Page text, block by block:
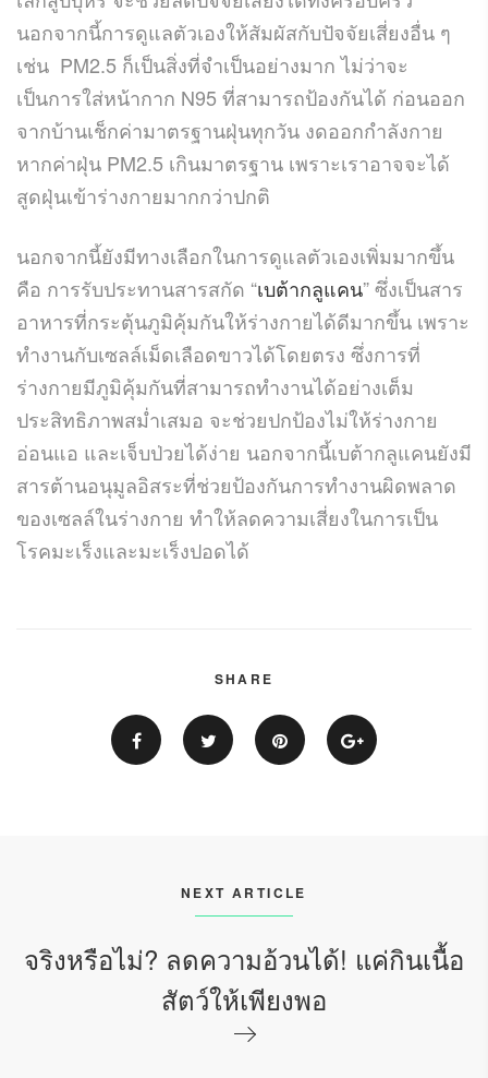
นอกจากนี้การดูแลตัวเองให้สัมผัสกับปัจจัยเสี่ยงอื่น ๆ
เช่น PM2.5 ก็เป็นสิ่งที่จำเป็นอย่างมาก ไม่ว่าจะ
เป็นการใส่หน้ากาก N95 ที่สามารถป้องกันได้ ก่อนออก
จากบ้านเช็กค่ามาตรฐานฝุ่นทุกวัน งดออกกำลังกาย
หากค่าฝุ่น PM2.5 เกินมาตรฐาน เพราะเราอาจจะได้
สูดฝุ่นเข้าร่างกายมากกว่าปกติ
นอกจากนี้ยังมีทางเลือกในการดูแลตัวเองเพิ่มมากขึ้น
คือ การรับประทานสารสกัด “เบต้ากลูแคน” ซึ่งเป็นสาร
อาหารที่กระตุ้นภูมิคุ้มกันให้ร่างกายได้ดีมากขึ้น เพราะ
ทำงานกับเซลล์เม็ดเลือดขาวได้โดยตรง ซึ่งการที่
ร่างกายมีภูมิคุ้มกันที่สามารถทำงานได้อย่างเต็ม
ประสิทธิภาพสม่ำเสมอ จะช่วยปกป้องไม่ให้ร่างกาย
อ่อนแอ และเจ็บป่วยได้ง่าย นอกจากนี้เบต้ากลูแคนยังมี
สารต้านอนุมูลอิสระที่ช่วยป้องกันการทำงานผิดพลาด
ของเซลล์ในร่างกาย ทำให้ลดความเสี่ยงในการเป็น
โรคมะเร็งและมะเร็งปอดได้
SHARE
NEXT ARTICLE
จริงหรือไม่? ลดความอ้วนได้! แค่กินเนื้อ
สัตว์ให้เพียงพอ